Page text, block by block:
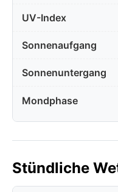
UV-Index
Sonnenaufgang
Sonnenuntergang
Mondphase
Stündliche